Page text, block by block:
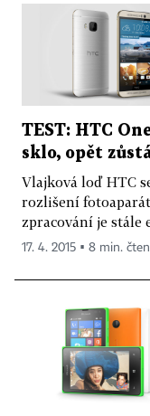
TEST: HTC
sklo, opět
Vlajková loď HTC
rozlišení
zpracování je stále
17. 4. 2015 ▪ 8 min.